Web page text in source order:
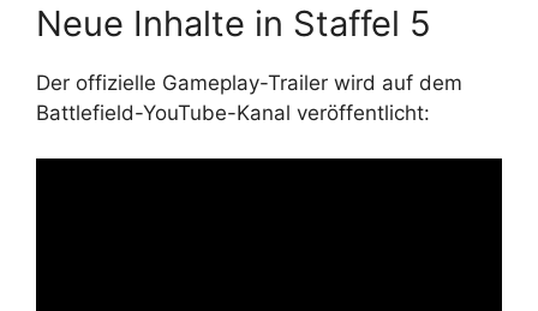
Neue Inhalte in Staffel 5
Der offizielle Gameplay-Trailer wird auf dem
Battlefield-YouTube-Kanal veröffentlicht: